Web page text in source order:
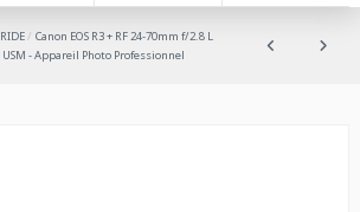
Canon EOS R3 + RF 24-70mm f/2.8 L
USM - Appareil Photo Professionnel